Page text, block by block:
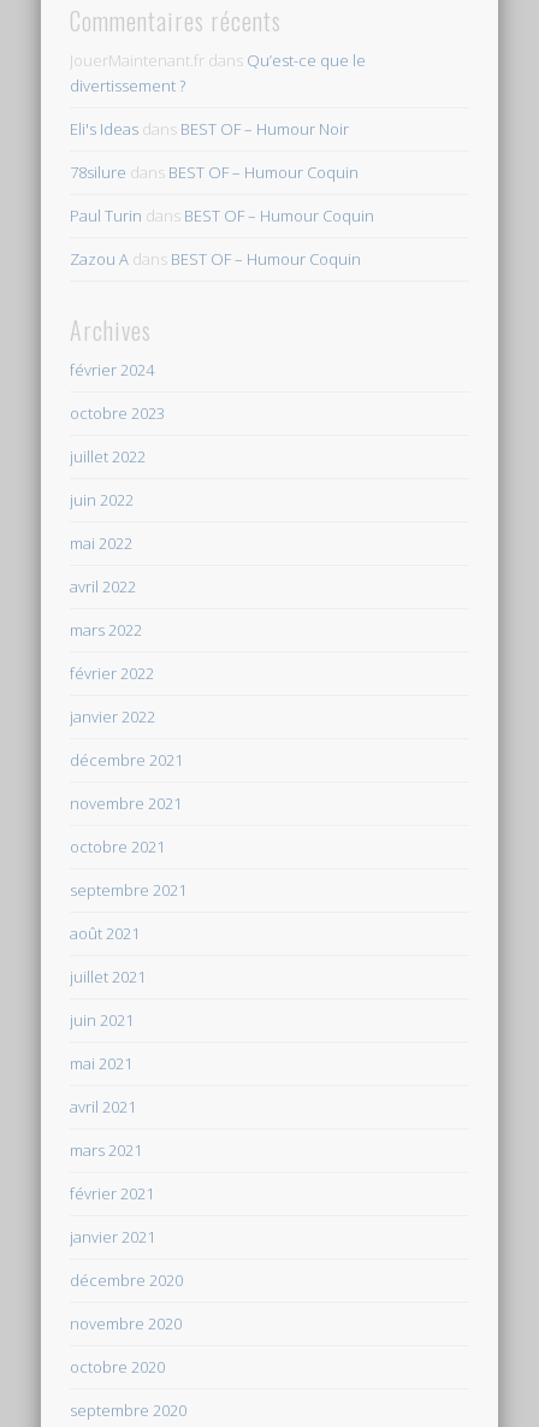
Commentaires récents
JouerMaintenant.fr dans Qu’est-ce que le
divertissement ?
Eli's Ideas dans BEST OF – Humour Noir
78silure dans BEST OF – Humour Coquin
Paul Turin dans BEST OF – Humour Coquin
Zazou A dans BEST OF – Humour Coquin
Archives
février 2024
octobre 2023
juillet 2022
juin 2022
mai 2022
avril 2022
mars 2022
février 2022
janvier 2022
décembre 2021
novembre 2021
octobre 2021
septembre 2021
août 2021
juillet 2021
juin 2021
mai 2021
avril 2021
mars 2021
février 2021
janvier 2021
décembre 2020
novembre 2020
octobre 2020
septembre 2020